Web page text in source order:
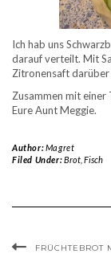
Ich hab uns
darauf verteilt. Mit
Zitronensaft darüber
Zusammen mit einer
Eure Aunt Meggie.
Author:Magret
Filed Under:Brot, Fisch
FRÜCHTEBROT